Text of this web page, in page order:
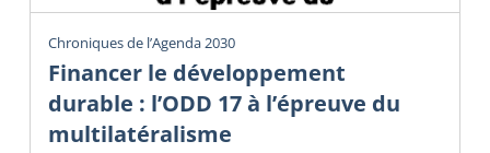
Chroniques de l’Agenda 2030
Financer le développement
durable : l’ODD 17 à l’épreuve du
multilatéralisme